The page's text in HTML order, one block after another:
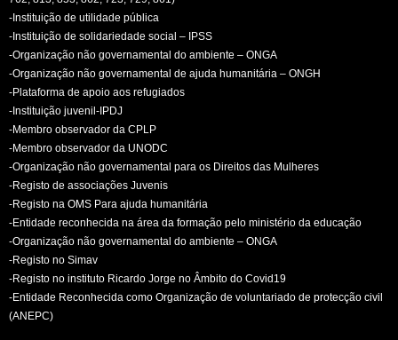
-Instituição de utilidade pública
-Instituição de solidariedade social – IPSS
-Organização não governamental do ambiente – ONGA
-Organização não governamental de ajuda humanitária – ONGH
-Plataforma de apoio aos refugiados
-Instituição juvenil-IPDJ
-Membro observador da CPLP
-Membro observador da UNODC
-Organização não governamental para os Direitos das Mulheres
-Registo de associações Juvenis
-Registo na OMS Para ajuda humanitária
-Entidade reconhecida na área da formação pelo ministério da educação
-Organização não governamental do ambiente – ONGA
-Registo no Simav
-Registo no instituto Ricardo Jorge no Âmbito do Covid19
-Entidade Reconhecida como Organização de voluntariado de protecção civil
(ANEPC)